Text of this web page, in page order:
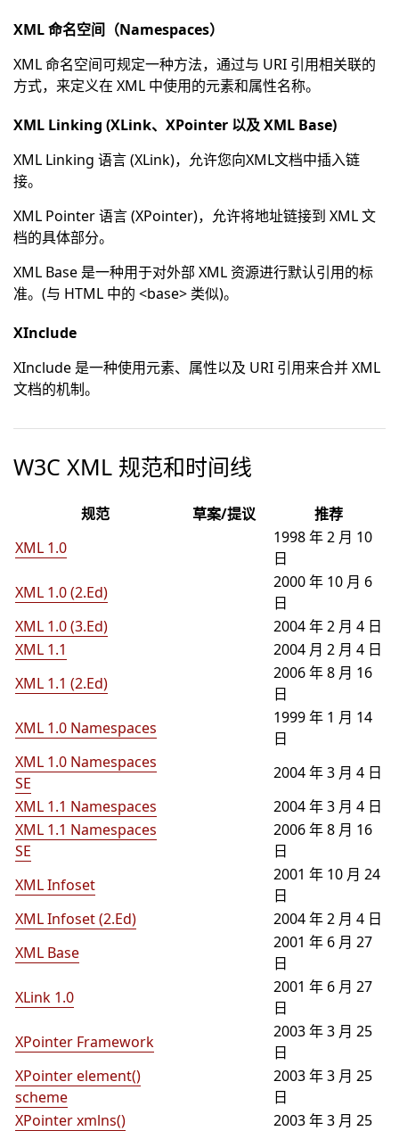
XML 命名空间（Namespaces）
XML 命名空间可规定一种方法，通过与 URI 引用相关联的
方式，来定义在 XML 中使用的元素和属性名称。
XML Linking (XLink、XPointer 以及 XML Base)
XML Linking 语言 (XLink)，允许您向XML文档中插入链
接。
XML Pointer 语言 (XPointer)，允许将地址链接到 XML 文
档的具体部分。
XML Base 是一种用于对外部 XML 资源进行默认引用的标
准。(与 HTML 中的 <base> 类似)。
XInclude
XInclude 是一种使用元素、属性以及 URI 引用来合并 XML
文档的机制。
W3C XML 规范和时间线
规范 草案/提议
推荐
XML 1.0
1998 年 2 月 10
日
XML 1.0 (2.Ed)
2000 年 10 月 6
日
XML 1.0 (3.Ed)
2004 年 2 月 4 日
XML 1.1
2004 月 2 月 4 日
XML 1.1 (2.Ed)
2006 年 8 月 16
日
XML 1.0 Namespaces
1999 年 1 月 14
日
XML 1.0 Namespaces
SE
2004 年 3 月 4 日
XML 1.1 Namespaces
2004 年 3 月 4 日
XML 1.1 Namespaces
SE
2006 年 8 月 16
日
XML Infoset
2001 年 10 月 24
日
XML Infoset (2.Ed)
2004 年 2 月 4 日
XML Base
2001 年 6 月 27
日
XLink 1.0
2001 年 6 月 27
日
XPointer Framework
2003 年 3 月 25
日
XPointer element()
scheme
2003 年 3 月 25
日
XPointer xmlns()
2003 年 3 月 25